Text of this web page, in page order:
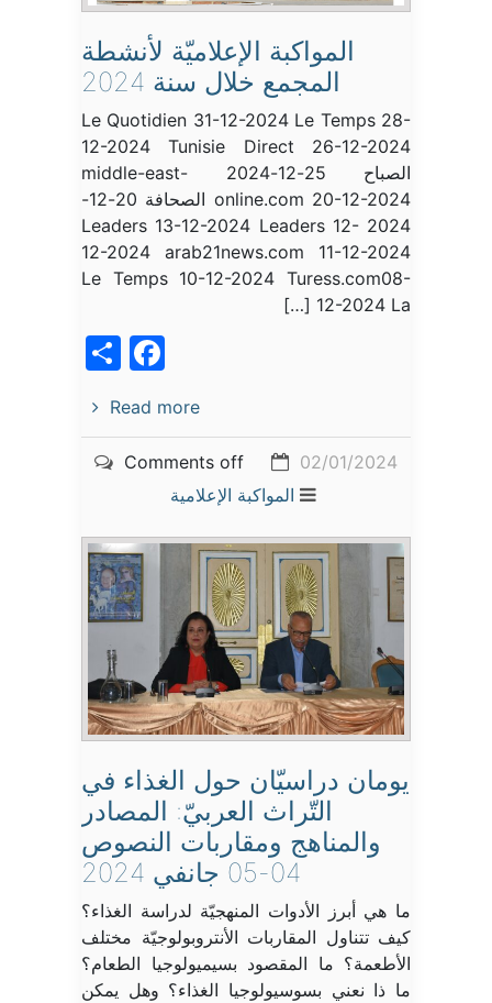
المواكبة الإعلاميّة لأنشطة
المجمع خلال سنة 2024
Le Quotidien 31-12-2024 Le Temps 28-
12-2024 Tunisie Direct 26-12-2024
الصباح 25-12-2024 middle-east-
online.com 20-12-2024 الصحافة 20-12-
2024 Leaders 13-12-2024 Leaders 12-
12-2024 arab21news.com 11-12-2024
Le Temps 10-12-2024 Turess.com08-
12-2024 La […]
Read more
02/01/2024
Comments off
المواكبة الإعلامية
يومان دراسيّان حول الغذاء في
التّراث العربيّ: المصادر
والمناهج ومقاربات النصوص
04-05 جانفي 2024
ما هي أبرز الأدوات المنهجيّة لدراسة الغذاء؟
كيف تتناول المقاربات الأنتروبولوجيّة مختلف
الأطعمة؟ ما المقصود بسيميولوجيا الطعام؟
ما ذا نعني بسوسيولوجيا الغذاء؟ وهل يمكن